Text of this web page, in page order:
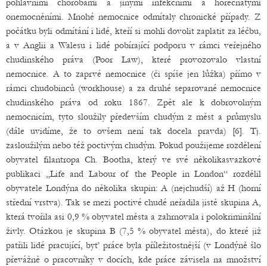
pohlavními chorobami a jinými infekčními a horečnatými
onemocněními. Mnohé nemocnice odmítaly chronické případy. Z
počátku byli odmítání i lidé, kteří si mohli dovolit zaplatit za léčbu,
a v Anglii a Walesu i lidé pobírající podporu v rámci veřejného
chudinského práva (Poor Law), které provozovalo vlastní
nemocnice. A to zaprvé nemocnice (či spíše jen lůžka) přímo v
rámci chudobinců (workhouse) a za druhé separované nemocnice
chudinského práva od roku 1867. Zpět ale k dobrovolným
nemocnicím, tyto sloužily především chudým z měst a průmyslu
(dále uvidíme, že to ovšem není tak docela pravda) [6]. Tj.
zasloužilým nebo též poctivým chudým. Pokud použijeme rozdělení
obyvatel filantropa Ch. Bootha, který ve své několikasvazkové
publikaci „Life and Labour of the People in London“ rozdělil
obyvatele Londýna do několika skupin: A (nejchudší) až H (horní
střední vrstva). Tak se mezi poctivé chudé neřadila jistě skupina A,
která tvořila asi 0,9 % obyvatel města a zahrnovala i polokriminální
živly. Otázkou je skupina B (7,5 % obyvatel města), do které již
patřili lidé pracující, byť práce byla příležitostnější (v Londýně šlo
převážně o pracovníky v docích, kde práce závisela na množství